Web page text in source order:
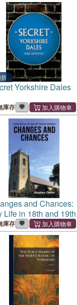
Yorkshire Dales
庫存
and Chances:
Life in 18th and 19th
Yorkshire
庫存